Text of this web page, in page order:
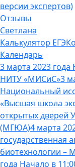
версии экспертов)
Отзывы
Светлана
Калькулятор ЕГЭ
Календарь
3 марта 2023
НИТУ «МИСиС»3
Национальный
«Высшая школа
открытых дверей
(МГЮА)4 марта
государственная
биотехнологии –
года Начало в